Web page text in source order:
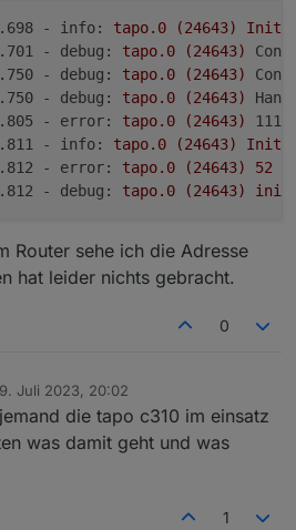
eingeben
- info: tapo.0 (24643) Init
- debug:
tapo.0 (24643)
- debug:
tapo.0 (24643)
- debug:
tapo.0 (24643)
- error:
tapo.0 (24643)
111
- info:
tapo.0 (24643)
- error:
tapo.0 (24643) 52
- debug:
tapo.0 (24643)
Router sehe ich die Adresse
hat leider nichts gebracht.
0
Juli 2023, 20:02
von
die tapo c310 im einsatz
was damit geht und was
1